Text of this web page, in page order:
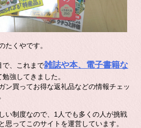
たくやです。
で、これまで雑誌や本、電子書籍な
勉強してきました。
ン買ってお得な返礼品などの情報チェッ
い制度なので、1人でも多くの人が挑戦
思ってこのサイトを運営しています。